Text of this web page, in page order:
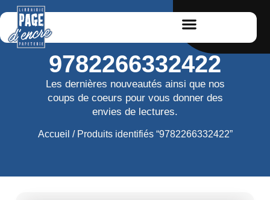
9782266332422
Les dernières nouveautés ainsi que nos
coups de coeurs pour vous donner des
envies de lectures.
Accueil / Produits identifiés “9782266332422”